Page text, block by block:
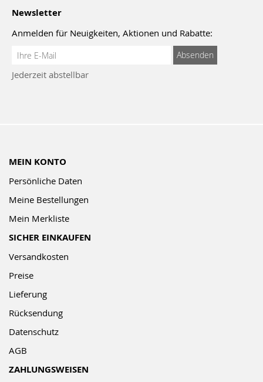
Newsletter
Anmelden für Neuigkeiten, Aktionen und Rabatte:
Anmeldung
Newsletter:
Absenden
Jederzeit abstellbar
MEIN KONTO
Persönliche Daten
Meine Bestellungen
Mein Merkliste
SICHER EINKAUFEN
Versandkosten
Preise
Lieferung
Rücksendung
Datenschutz
AGB
ZAHLUNGSWEISEN